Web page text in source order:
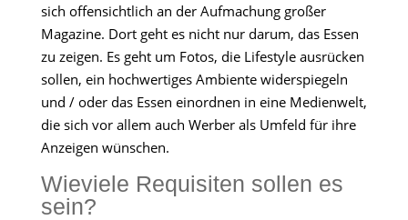
sich offensichtlich an der Aufmachung großer
Magazine. Dort geht es nicht nur darum, das Essen
zu zeigen. Es geht um Fotos, die Lifestyle ausrücken
sollen, ein hochwertiges Ambiente widerspiegeln
und / oder das Essen einordnen in eine Medienwelt,
die sich vor allem auch Werber als Umfeld für ihre
Anzeigen wünschen.
Wieviele Requisiten sollen es
sein?